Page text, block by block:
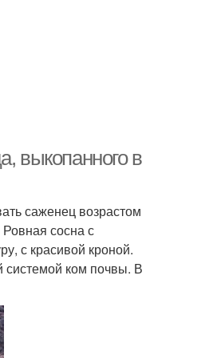
выкопанного в
саженец возрастом
сосна с
с красивой кроной.
системой ком почвы. В